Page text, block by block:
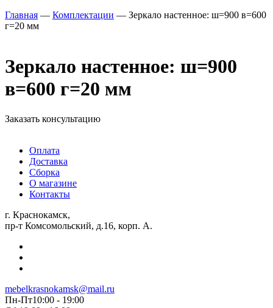
Главная — Комплектации — Зеркало настенное: ш=900 в=600
г=20 мм
Зеркало настенное: ш=900
в=600 г=20 мм
Заказать консультацию
Оплата
Доставка
Сборка
О магазине
Контакты
г. Краснокамск,
пр-т Комсомольский, д.16, корп. А.
mebelkrasnokamsk@mail.ru
Пн-Пт10:00 - 19:00